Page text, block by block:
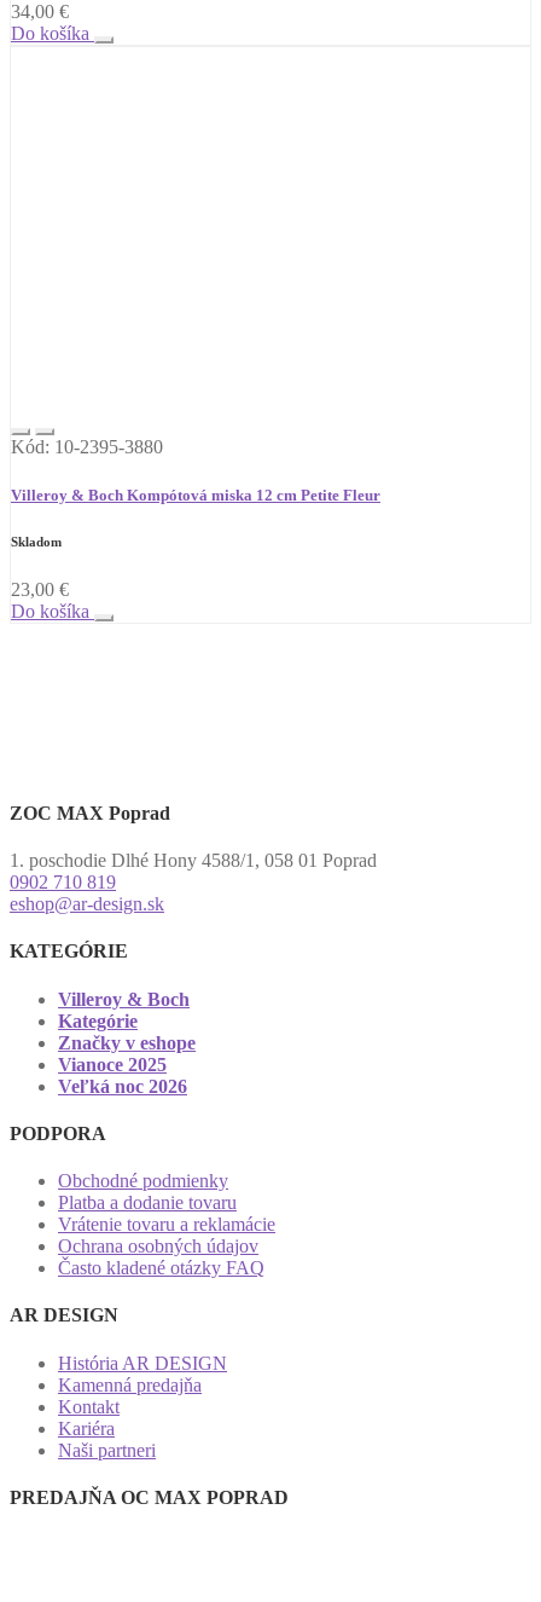
34,00 €
Do košíka
Kód: 10-2395-3880
Villeroy & Boch Kompótová miska 12 cm Petite Fleur
Skladom
23,00 €
Do košíka
ZOC MAX Poprad
1. poschodie Dlhé Hony 4588/1, 058 01 Poprad
0902 710 819
eshop@ar-design.sk
KATEGÓRIE
Villeroy & Boch
Kategórie
Značky v eshope
Vianoce 2025
Veľká noc 2026
PODPORA
Obchodné podmienky
Platba a dodanie tovaru
Vrátenie tovaru a reklamácie
Ochrana osobných údajov
Často kladené otázky FAQ
AR DESIGN
História AR DESIGN
Kamenná predajňa
Kontakt
Kariéra
Naši partneri
PREDAJŇA OC MAX POPRAD